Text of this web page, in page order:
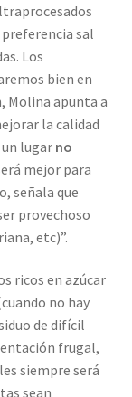
sal
Los
bien en
Molina apunta a
la calidad
lugar no
mejor para
señala que
provechoso
etc)”.
ricos en azúcar
no hay
de difícil
frugal,
siempre será
sean